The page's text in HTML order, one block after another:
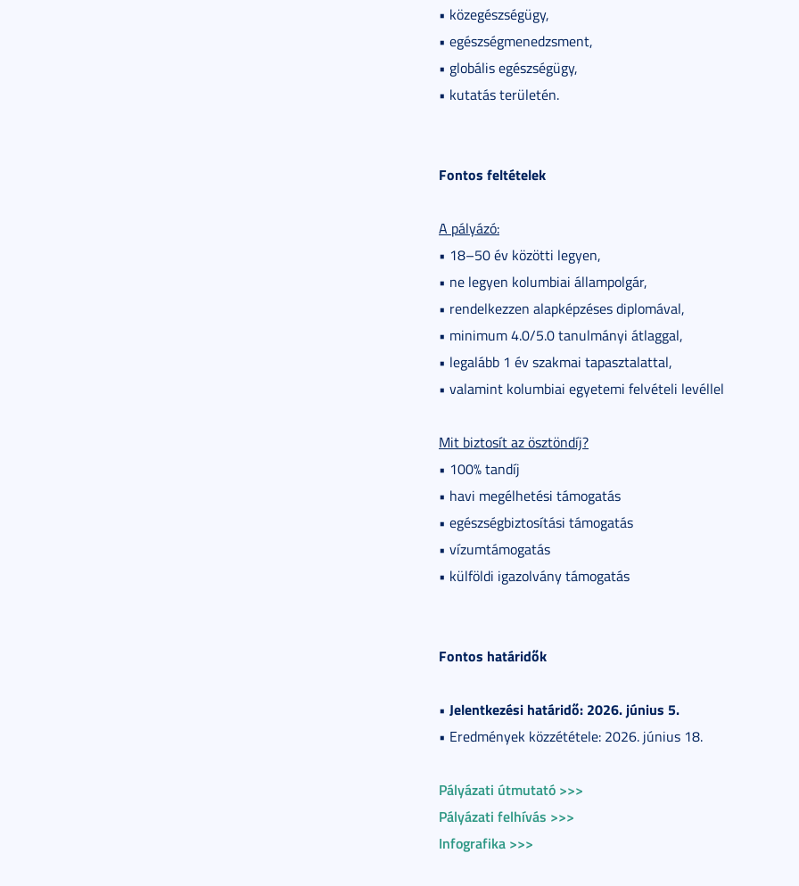
• közegészségügy,
• egészségmenedzsment,
• globális egészségügy,
• kutatás területén.
Fontos feltételek
A pályázó:
• 18–50 év közötti legyen,
• ne legyen kolumbiai állampolgár,
• rendelkezzen alapképzéses diplomával,
• minimum 4.0/5.0 tanulmányi átlaggal,
• legalább 1 év szakmai tapasztalattal,
• valamint kolumbiai egyetemi felvételi levéllel
Mit biztosít az ösztöndíj?
• 100% tandíj
• havi megélhetési támogatás
• egészségbiztosítási támogatás
• vízumtámogatás
• külföldi igazolvány támogatás
Fontos határidők
• Jelentkezési határidő: 2026. június 5.
• Eredmények közzététele: 2026. június 18.
Pályázati útmutató >>>
Pályázati felhívás >>>
Infografika >>>